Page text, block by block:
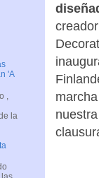
'A
la